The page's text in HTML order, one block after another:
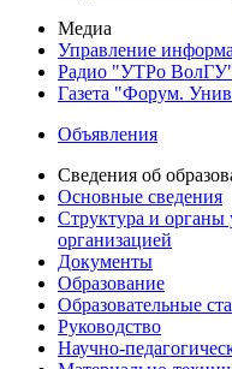
Медиа
Управление
Радио "УТРо
Газета "Форум.
Объявления
Сведения об
Основные сведения
Структура и органы
организацией
Документы
Образование
Образовательные
Руководство
Научно-